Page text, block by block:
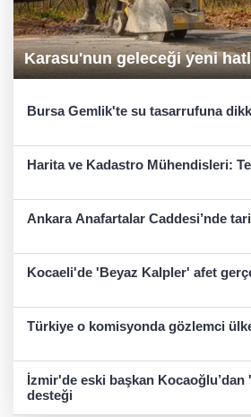
Karasu'nun geleceği yeni
Bursa Gemlik'te su tasarrufuna
Harita ve Kadastro Mühendisleri:
Ankara Anafartalar Caddesi’nde
Kocaeli'de 'Beyaz Kalpler' afet
Türkiye o komisyonda gözlemci
İzmir'de eski başkan Kocaoğlu’dan
desteği